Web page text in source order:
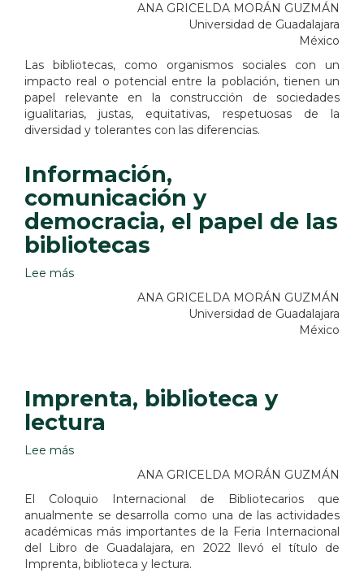
incluyentes:
y
diversidad
ANA GRICELDA MORÁN GUZMÁN
Universidad de Guadalajara
México
Las bibliotecas, como organismos sociales con un
impacto real o potencial entre la población, tienen un
papel relevante en la construcción de sociedades
igualitarias, justas, equitativas, respetuosas de la
diversidad y tolerantes con las diferencias.
Información,
comunicación y
democracia, el papel de las
bibliotecas
Lee más
Información,
comunicación
las
bibliotecas
ANA GRICELDA MORÁN GUZMÁN
Universidad de Guadalajara
México
Imprenta, biblioteca y
lectura
Lee más
y
lectura
ANA GRICELDA MORÁN GUZMÁN
El Coloquio Internacional de Bibliotecarios que
anualmente se desarrolla como una de las actividades
académicas más importantes de la Feria Internacional
del Libro de Guadalajara, en 2022 llevó el título de
Imprenta, biblioteca y lectura.